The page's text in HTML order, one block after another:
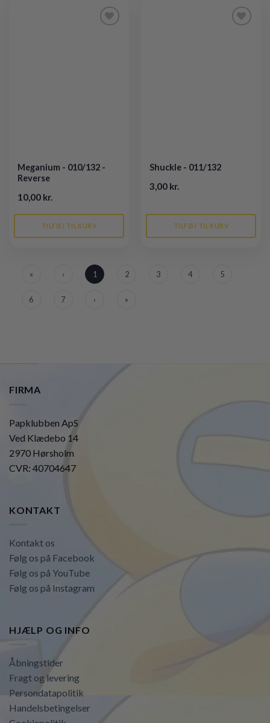
Meganium - 010/132 -
Reverse
10,00 kr.
TILFØJ TIL KURV
Shuckle - 011/132
3,00 kr.
TILFØJ TIL KURV
« ‹ 1 2 3 4 5
6 7 › »
FIRMA
Papklubben ApS
Ved Klædebo 14
2970 Hørsholm
CVR: 40704647
KONTAKT
Kontakt os
Følg os på Facebook
Følg os på YouTube
Følg os på Instagram
HJÆLP OG INFO
Åbningstider
Fragt og levering
Persondatapolitik
Handelsbetingelser